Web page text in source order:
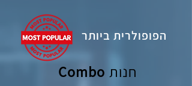
הפופולרית ביותר
חנות Combo